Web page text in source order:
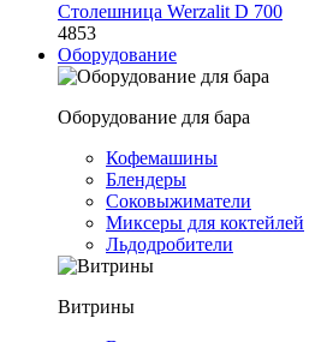
Столешница Werzalit D 700
4853
Оборудование
Оборудование для бара
Кофемашины
Блендеры
Соковыжиматели
Миксеры для коктейлей
Льдодробители
Витрины